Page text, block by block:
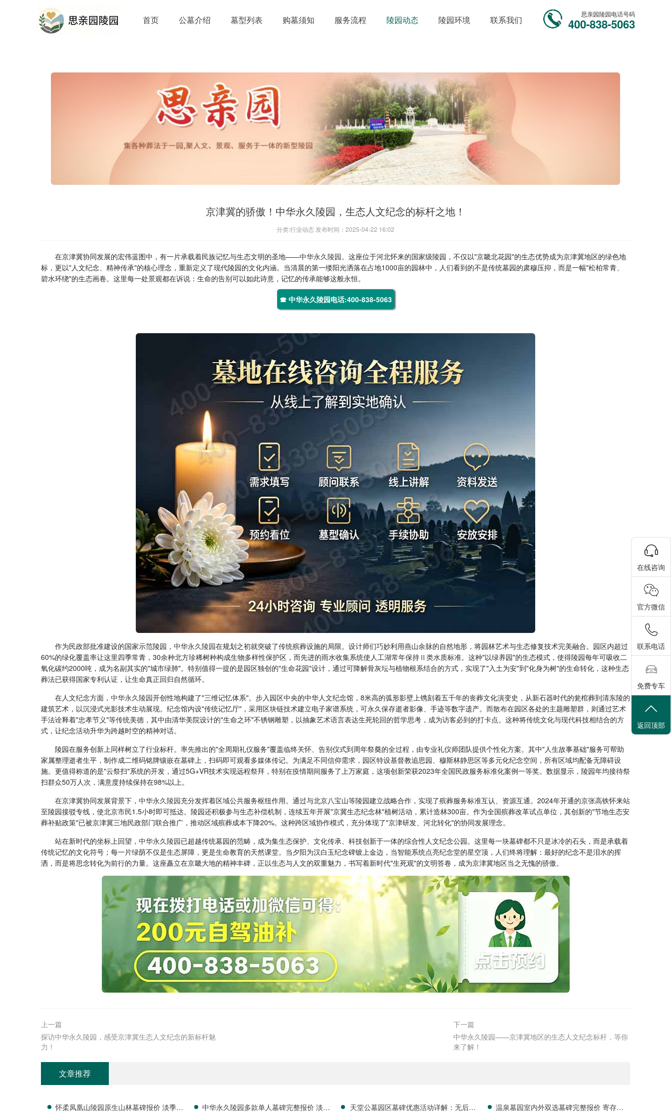
首页 公墓介绍 墓型列表 购墓须知 服务流程 陵园动态 陵园环境 联系我们
思亲园陵园电话号码
400-838-5063
京津冀的骄傲！中华永久陵园，生态人文纪念的标杆之地！
分类:行业动态 发布时间：2025-04-22 16:02
在京津冀协同发展的宏伟蓝图中，有一片承载着民族记忆与生态文明的圣地——中华永久陵园。这座位于河北怀来的国家级陵园，不仅以"京畿北花园"的生态优势成为京津冀地区的绿色地
标，更以"人文纪念、精神传承"的核心理念，重新定义了现代陵园的文化内涵。当清晨的第一缕阳光洒落在占地1000亩的园林中，人们看到的不是传统墓园的肃穆压抑，而是一幅"松柏常青、
碧水环绕"的生态画卷。这里每一处景观都在诉说：生命的告别可以如此诗意，记忆的传承能够这般永恒。
☎ 中华永久陵园电话:400-838-5063
作为民政部批准建设的国家示范陵园， 中华永久陵园在规划之初就突破了传统殡葬设施的局限。设计师们巧妙利用燕山余脉的自然地形，将园林艺术与生态修复技术完美融合。园区内超过
60%的绿化覆盖率让这里四季常青，30余种北方珍稀树种构成生物多样性保护区，而先进的雨水收集系统使人工湖常年保持Ⅱ类水质标准。这种"以绿养园"的生态模式，使得陵园每年可吸收二
氧化碳约2000吨，成为名副其实的"城市绿肺"。特别值得一提的是园区独创的"生命花园"设计，通过可降解骨灰坛与植物根系结合的方式，实现了"入土为安"到"化身为树"的生命转化，这种生态
葬法已获得国家专利认证，让生命真正回归自然循环。
在人文纪念方面， 中华永久陵园开创性地构建了"三维记忆体系"。步入园区中央的中华人文纪念馆，8米高的弧形影壁上镌刻着五千年的丧葬文化演变史，从新石器时代的瓮棺葬到清东陵的
建筑艺术，以沉浸式光影技术生动展现。纪念馆内设"传统记忆厅"，采用区块链技术建立电子家谱系统，可永久保存逝者影像、手迹等数字遗产。而散布在园区各处的主题雕塑群，则通过艺术
手法诠释着"忠孝节义"等传统美德，其中由清华美院设计的"生命之环"不锈钢雕塑，以抽象艺术语言表达生死轮回的哲学思考，成为访客必到的打卡点。这种将传统文化与现代科技相结合的方
式，让纪念活动升华为跨越时空的精神对话。
陵园在服务创新上同样树立了行业标杆。率先推出的"全周期礼仪服务"覆盖临终关怀、告别仪式到周年祭奠的全过程，由专业礼仪师团队提供个性化方案。其中"人生故事基础"服务可帮助
家属整理逝者生平，制作成二维码铭牌镶嵌在墓碑上，扫码即可观看多媒体传记。为满足不同信仰需求，园区特设基督教追思园、穆斯林静思区等多元化纪念空间，所有区域均配备无障碍设
施。更值得称道的是"云祭扫"系统的开发，通过5G+VR技术实现远程祭拜，特别在疫情期间服务了上万家庭，这项创新荣获2023年全国民政服务标准化案例一等奖。数据显示，陵园年均接待祭
扫群众50万人次，满意度持续保持在98%以上。
在京津冀协同发展背景下， 中华永久陵园充分发挥着区域公共服务枢纽作用。通过与北京八宝山等陵园建立战略合作，实现了殡葬服务标准互认、资源互通。2024年开通的京张高铁怀来站
至陵园接驳专线，使北京市民1.5小时即可抵达。陵园还积极参与生态补偿机制，连续五年开展"京冀生态纪念林"植树活动，累计造林300亩。作为全国殡葬改革试点单位，其创新的"节地生态安
葬补贴政策"已被京津冀三地民政部门联合推广，推动区域殡葬成本下降20%。这种跨区域协作模式，充分体现了"京津研发、河北转化"的协同发展理念。
站在新时代的坐标上回望， 中华永久陵园已超越传统墓园的范畴，成为集生态保护、文化传承、科技创新于一体的综合性人文纪念公园。这里每一块墓碑都不只是冰冷的石头，而是承载着
传统记忆的文化符号；每一片绿荫不仅是生态屏障，更是生命教育的天然课堂。当夕阳为汉白玉纪念碑镀上金边，当智能系统点亮纪念堂的星空顶，人们终将理解：最好的纪念不是泪水的挥
洒，而是将思念转化为前行的力量。这座矗立在京畿大地的精神丰碑，正以生态与人文的双重魅力，书写着新时代"生死观"的文明答卷，成为京津冀地区当之无愧的骄傲。
上一篇
探访中华永久陵园，感受京津冀生态人文纪念的新标杆魅
力！
下一篇
中华永久陵园——京津冀地区的生态人文纪念标杆，等你
来了解！
文章推荐
怀柔凤凰山陵园原生山林墓碑报价 淡季专
中华永久陵园多款单人墓碑完整报价 淡季
天堂公墓园区墓碑优惠活动详解：无后期
温泉墓园室内外双选墓碑完整报价 寄存碑
在线咨询
官方微信
联系电话
免费专车
返回顶部